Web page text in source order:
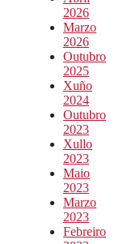
2026
Marzo
2026
Outubro
2025
Xuño
2024
Outubro
2023
Xullo
2023
Maio
2023
Marzo
2023
Febreiro